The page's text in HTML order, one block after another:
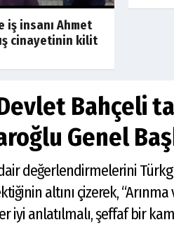
iş insanı Ahmet
cinayetinin kilit
Bahçeli
Genel
değerlendirmelerini
altını çizerek,
iyi anlatılmalı, şeffaf bir